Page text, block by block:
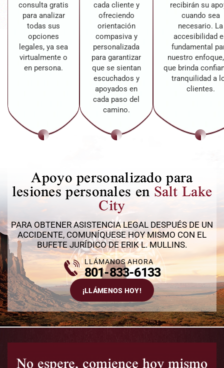
consulta gratis
para analizar
todas sus
opciones
legales, ya sea
virtualmente o
en persona.
cada cliente y
ofreciendo
orientación
compasiva y
personalizada
para garantizar
que se sientan
escuchados y
apoyados en
cada paso del
camino.
recibirán su
cuando sea
necesario. La
accesibilidad
fundamental
nuestro
que brinda
tranquilidad a
clientes.
Apoyo personalizadopara
lesiones personales enSalt Lake
City
PARA OBTENER ASISTENCIA LEGAL DESPUÉS DE UN
ACCIDENTE, COMUNÍQUESE HOY MISMO CON EL
BUFETE JURÍDICO DE ERIK L. MULLINS.
¡LLÁMENOS HOY!
LLÁMANOS AHORA
801-833-6133